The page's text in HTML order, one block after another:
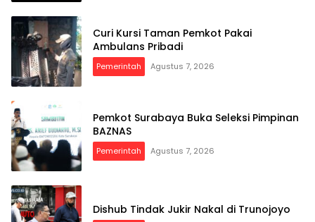
Curi Kursi Taman Pemkot Pakai
Ambulans Pribadi
Pemerintah Agustus 7, 2026
Pemkot Surabaya Buka Seleksi Pimpinan
BAZNAS
Pemerintah Agustus 7, 2026
Dishub Tindak Jukir Nakal di Trunojoyo